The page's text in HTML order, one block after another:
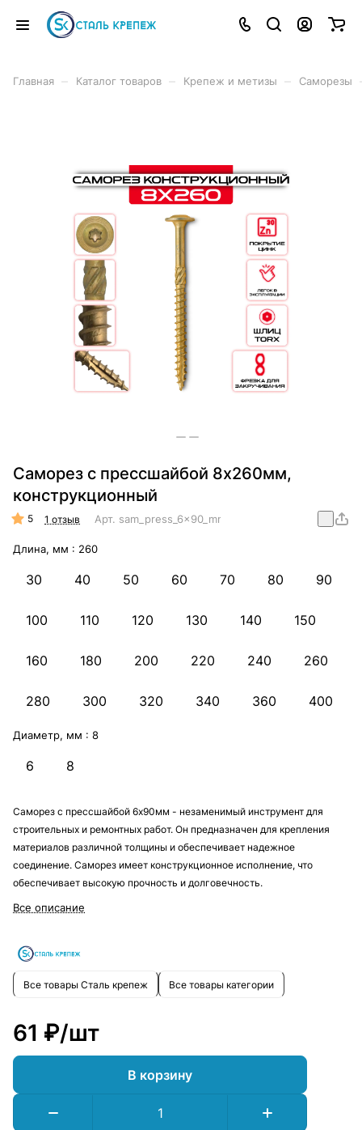
Главная Каталог товаров Крепеж и метизы Саморезы
Саморез с прессшайбой 8х260мм,
конструкционный
5 1 отзыв Арт. sam_press_6x90_mm_konstr
Длина, мм : 260
30 40 50 60 70 80 90
100 110 120 130 140 150
160 180 200 220 240 260
280 300 320 340 360 400
Диаметр, мм : 8
6 8
Саморез с прессшайбой 6х90мм - незаменимый инструмент для
строительных и ремонтных работ. Он предназначен для крепления
материалов различной толщины и обеспечивает надежное
соединение. Саморез имеет конструкционное исполнение, что
обеспечивает высокую прочность и долговечность.
Все описание
Все товары Сталь крепеж Все товары категории
61 ₽/шт
В корзину